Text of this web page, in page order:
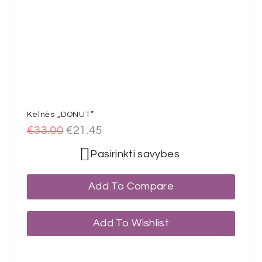
Kelnės „DONUT”
€33.00 €21.45
Pasirinkti savybes
Add To Compare
Add To Wishlist